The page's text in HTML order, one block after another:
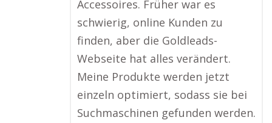
Accessoires. Früher war es
schwierig, online Kunden zu
finden, aber die Goldleads-
Webseite hat alles verändert.
Meine Produkte werden jetzt
einzeln optimiert, sodass sie bei
Suchmaschinen gefunden werden.